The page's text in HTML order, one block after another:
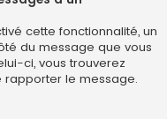
cette fonctionnalité, un
du message que vous
ci, vous trouverez
le message.